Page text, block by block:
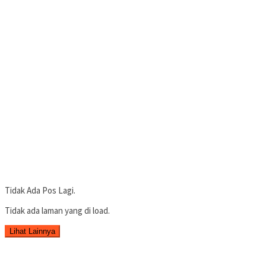
Tidak Ada Pos Lagi.
Tidak ada laman yang di load.
Lihat Lainnya